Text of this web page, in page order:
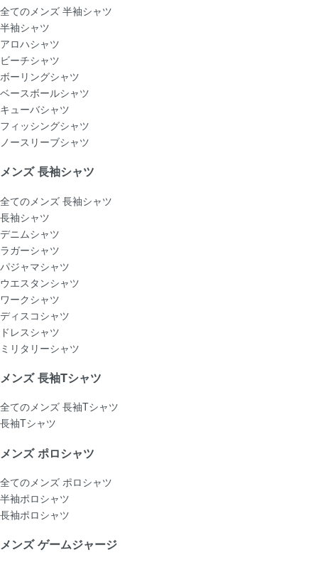
全てのメンズ 半袖シャツ
半袖シャツ
アロハシャツ
ビーチシャツ
ボーリングシャツ
ベースボールシャツ
キューバシャツ
フィッシングシャツ
ノースリーブシャツ
メンズ 長袖シャツ
全てのメンズ 長袖シャツ
長袖シャツ
デニムシャツ
ラガーシャツ
パジャマシャツ
ウエスタンシャツ
ワークシャツ
ディスコシャツ
ドレスシャツ
ミリタリーシャツ
メンズ 長袖Tシャツ
全てのメンズ 長袖Tシャツ
長袖Tシャツ
メンズ ポロシャツ
全てのメンズ ポロシャツ
半袖ポロシャツ
長袖ポロシャツ
メンズ ゲームジャージ